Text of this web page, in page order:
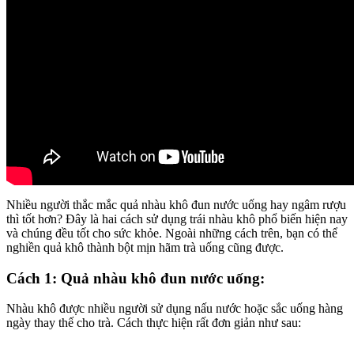
Nhiều người thắc mắc quả nhàu khô đun nước uống hay ngâm rượu
thì tốt hơn? Đây là hai cách sử dụng trái nhàu khô phổ biến hiện nay
và chúng đều tốt cho sức khỏe. Ngoài những cách trên, bạn có thể
nghiền quả khô thành bột mịn hãm trà uống cũng được.
Cách 1: Quả nhàu khô đun nước uống:
Nhàu khô được nhiều người sử dụng nấu nước hoặc sắc uống hàng
ngày thay thế cho trà. Cách thực hiện rất đơn giản như sau: